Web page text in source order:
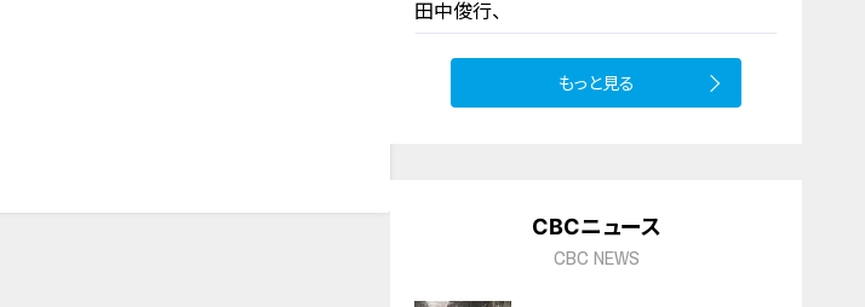
もっと見る
CBCニュース
CBC NEWS